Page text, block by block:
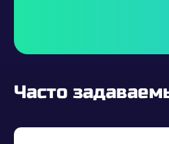
Часто